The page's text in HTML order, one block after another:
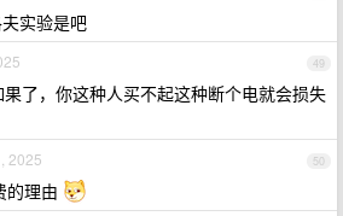
实验是吧
49
果了，你这种人买不起这种断个电就会损失
50
2025
的理由